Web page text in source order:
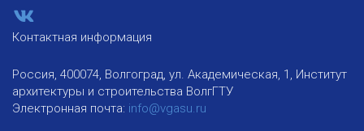
Контактная информация
Россия, 400074, Волгоград, ул. Академическая, 1, Институт
архитектуры и строительства ВолгГТУ
Электронная почта: info@vgasu.ru